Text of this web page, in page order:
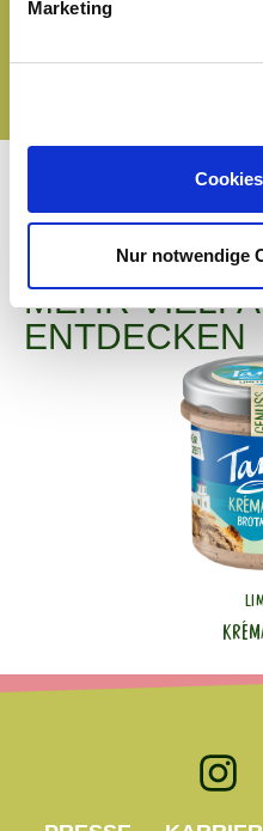
Marketing
Nur notwendige
MEHR
ENTDECKEN